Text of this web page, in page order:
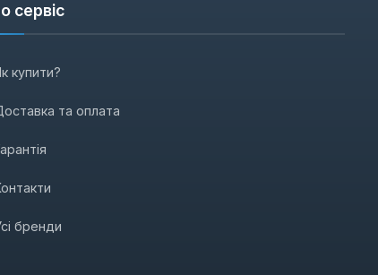
сервіс
купити?
та оплата
бренди